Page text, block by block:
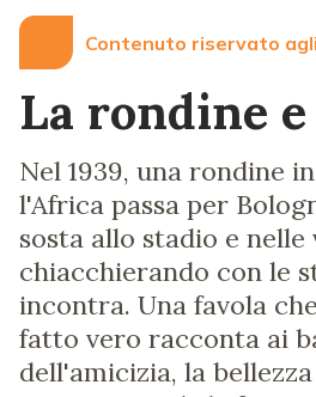
Contenuto riservato
La rondine
Nel 1939, una rondine
l'Africa passa per
sosta allo stadio e
chiacchierando con le
incontra. Una favola
fatto vero racconta ai
dell'amicizia, la